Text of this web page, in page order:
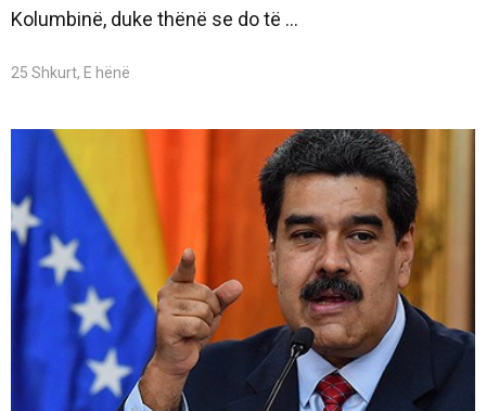
Kolumbinë, duke thënë se do të ...
25 Shkurt, E hënë